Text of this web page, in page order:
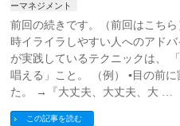
ーマネジメント
前回の続きです。（前回はこち
時イライラしやすい人へのアド
が実践しているテクニックは、
唱える」こと。 （例） ▪︎目の前
た。 →『大丈夫、大丈夫、大 …
この記事を読む